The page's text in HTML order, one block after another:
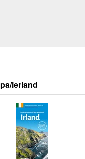
ierland